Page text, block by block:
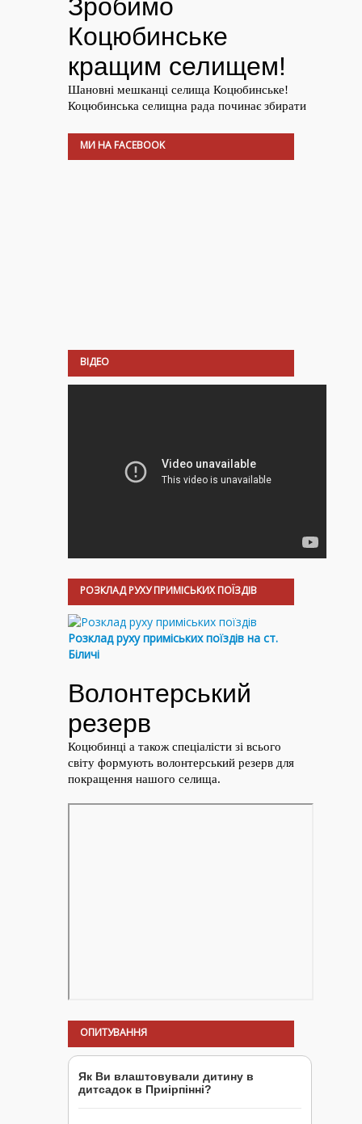
МИ НА FACEBOOK
ВІДЕО
РОЗКЛАД РУХУ ПРИМІСЬКИХ ПОЇЗДІВ
Розклад руху приміських поїздів на ст.
Біличі
ОПИТУВАННЯ
Як Ви влаштовували дитину в
дитсадок в Приірпінні?